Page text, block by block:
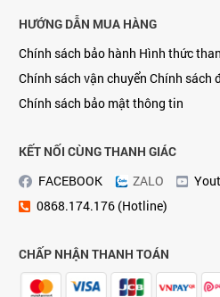
HƯỚNG DẪN MUA HÀNG
Chính sách bảo hành Hình thức
Chính sách vận chuyển Chính sách
Chính sách bảo mật thông tin
KẾT NỐI CÙNG THANH GIÁC
FACEBOOK
ZALO
0868.174.176 (Hotline)
CHẤP NHẬN THANH TOÁN